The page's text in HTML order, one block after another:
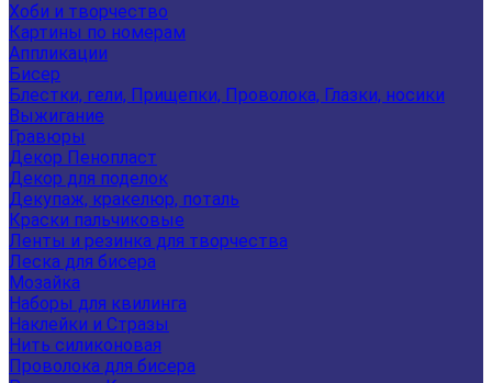
Хоби и творчество
Картины по номерам
Аппликации
Бисер
Блестки, гели, Прищепки, Проволока, Глазки, носики
Выжигание
Гравюры
Декор Пенопласт
Декор для поделок
Декупаж, кракелюр, поталь
Краски пальчиковые
Ленты и резинка для творчества
Леска для бисера
Мозайка
Наборы для квилинга
Наклейки и Стразы
Нить силиконовая
Проволока для бисера